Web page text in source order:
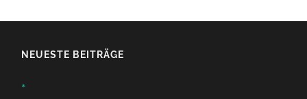
NEUESTE BEITRÄGE
*